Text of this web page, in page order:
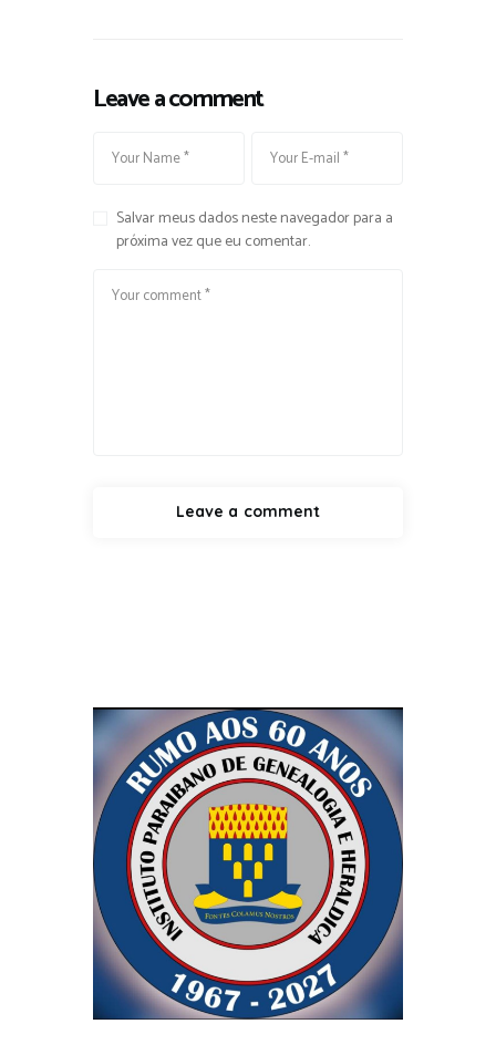
Leave a comment
Salvar meus dados neste navegador para a
próxima vez que eu comentar.